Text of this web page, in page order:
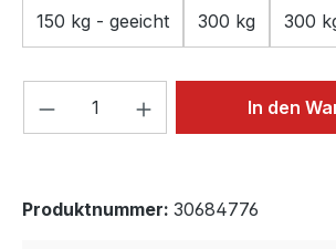
150 kg - geeicht 300 kg 300
Produkt Anzahl: Gib den
In den
Produktnummer: 30684776